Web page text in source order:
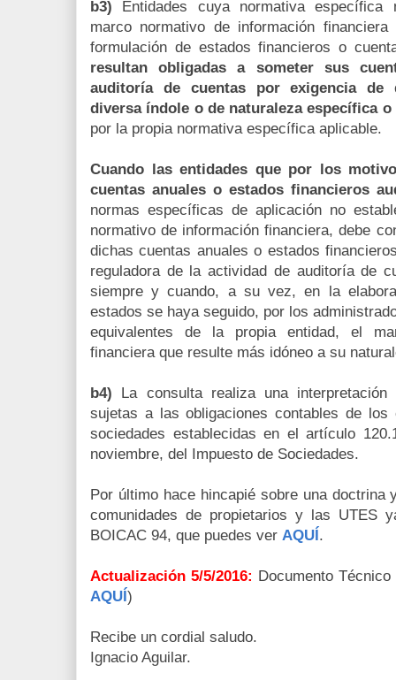
b3) Entidades cuya normativa específica
marco normativo de información
formulación de estados financieros o
resultan obligadas a someter sus
auditoría de cuentas por exigencia de
diversa índole o de naturaleza específica
por la propia normativa específica aplicable.
Cuando las entidades que por los
cuentas anuales o estados financieros
normas específicas de aplicación no
normativo de información financiera, debe
dichas cuentas anuales o estados
reguladora de la actividad de auditoría de
siempre y cuando, a su vez, en la
estados se haya seguido, por los
equivalentes de la propia entidad, el
financiera que resulte más idóneo a su
b4) La consulta realiza una
sujetas a las obligaciones contables de los
sociedades establecidas en el artículo
noviembre, del Impuesto de Sociedades.
Por último hace hincapié sobre una doctrina
comunidades de propietarios y las UTES
BOICAC 94, que puedes ver AQUÍ.
Actualización 5/5/2016: Documento
AQUÍ)
Recibe un cordial saludo.
Ignacio Aguilar.